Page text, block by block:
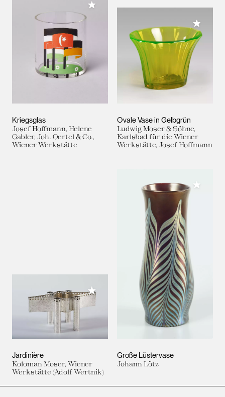
Kriegsglas
Josef Hoffmann, Helene
Gabler, Joh. Oertel & Co.,
Wiener Werkstätte
Meiner Sammlung hinzufügen
Ovale Vase in Gelbgrün
Ludwig Moser & Söhne,
Karlsbad für die Wiener
Werkstätte, Josef Hoffmann
Meiner
Jardinière
Koloman Moser, Wiener
Werkstätte (Adolf Wertnik)
Meiner Sammlung hinzufügen
Große Lüstervase
Johann Lötz
Meiner